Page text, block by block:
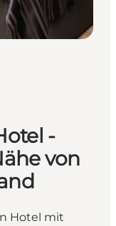
-
von
Hotel mit